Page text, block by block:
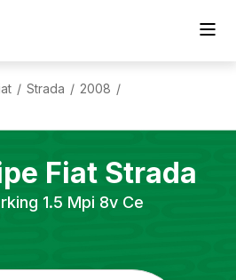
/ Strada / 2008 /
Fiat Strada
1.5 Mpi 8v Ce